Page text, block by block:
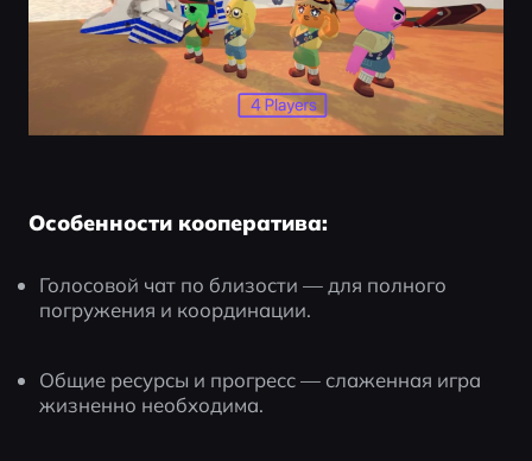
Особенности кооператива:
Голосовой чат по близости — для полного
погружения и координации.
Общие ресурсы и прогресс — слаженная игра
жизненно необходима.